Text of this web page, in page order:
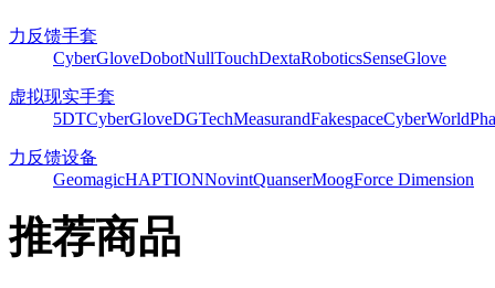
力反馈手套
CyberGloveDobotNullTouchDextaRoboticsSenseGlove
虚拟现实手套
5DTCyberGloveDGTechMeasurandFakespaceCyberWorld
力反馈设备
GeomagicHAPTIONNovintQuanserMoogForce Dimension
推荐商品